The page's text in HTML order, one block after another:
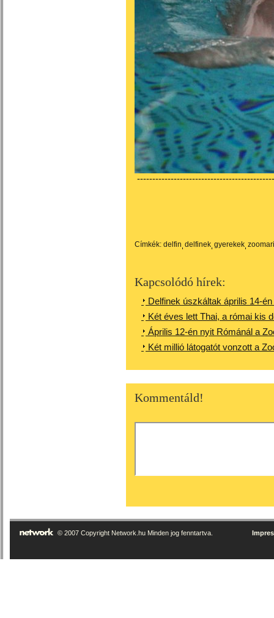
Címkék: delfin delfinek gyerekek
Kapcsolódó hírek:
Delfinek úszkáltak április 14-
Két éves lett Thai, a római kis
Április 12-én nyit Rómánál a
Két millió látogatót vonzott a
Kommentáld!
© 2007 Copyright Network.hu Minden jog fenntartva.